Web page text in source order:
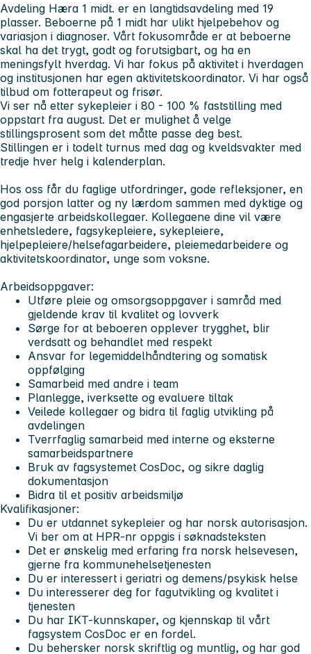
Avdeling Hæra 1 midt. er en langtidsavdeling med 19
plasser. Beboerne på 1 midt har ulikt hjelpebehov og
variasjon i diagnoser. Vårt fokusområde er at beboerne
skal ha det trygt, godt og forutsigbart, og ha en
meningsfylt hverdag. Vi har fokus på aktivitet i hverdagen
og institusjonen har egen aktivitetskoordinator. Vi har også
tilbud om fotterapeut og frisør.
Vi ser nå etter sykepleier i 80 - 100 % faststilling med
oppstart fra august. Det er mulighet å velge
stillingsprosent som det måtte passe deg best.
Stillingen er i todelt turnus med dag og kveldsvakter med
tredje hver helg i kalenderplan.
Hos oss får du faglige utfordringer, gode refleksjoner, en
god porsjon latter og ny lærdom sammen med dyktige og
engasjerte arbeidskollegaer. Kollegaene dine vil være
enhetsledere, fagsykepleiere, sykepleiere,
hjelpepleiere/helsefagarbeidere, pleiemedarbeidere og
aktivitetskoordinator, unge som voksne.
Arbeidsoppgaver:
Utføre pleie og omsorgsoppgaver i samråd med
gjeldende krav til kvalitet og lovverk
Sørge for at beboeren opplever trygghet, blir
verdsatt og behandlet med respekt
Ansvar for legemiddelhåndtering og somatisk
oppfølging
Samarbeid med andre i team
Planlegge, iverksette og evaluere tiltak
Veilede kollegaer og bidra til faglig utvikling på
avdelingen
Tverrfaglig samarbeid med interne og eksterne
samarbeidspartnere
Bruk av fagsystemet CosDoc, og sikre daglig
dokumentasjon
Bidra til et positiv arbeidsmiljø
Kvalifikasjoner:
Du er utdannet sykepleier og har norsk autorisasjon.
Vi ber om at HPR-nr oppgis i søknadsteksten
Det er ønskelig med erfaring fra norsk helsevesen,
gjerne fra kommunehelsetjenesten
Du er interessert i geriatri og demens/psykisk helse
Du interesserer deg for fagutvikling og kvalitet i
tjenesten
Du har IKT-kunnskaper, og kjennskap til vårt
fagsystem CosDoc er en fordel.
Du behersker norsk skriftlig og muntlig, og har god